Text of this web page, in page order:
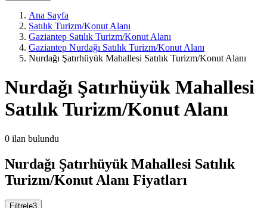
Ana Sayfa
Satılık Turizm/Konut Alanı
Gaziantep Satılık Turizm/Konut Alanı
Gaziantep Nurdağı Satılık Turizm/Konut Alanı
Nurdağı Şatırhüyük Mahallesi Satılık Turizm/Konut Alanı
Nurdağı Şatırhüyük Mahallesi
Satılık Turizm/Konut Alanı
0 ilan bulundu
Nurdağı Şatırhüyük Mahallesi Satılık
Turizm/Konut Alanı Fiyatları
Filtrele3